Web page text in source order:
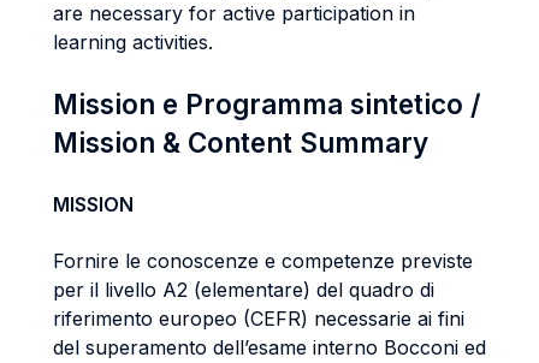
are necessary for active participation in
learning activities.
Mission e Programma sintetico /
Mission & Content Summary
MISSION
Fornire le conoscenze e competenze previste
per il livello A2 (elementare) del quadro di
riferimento europeo (CEFR) necessarie ai fini
del superamento dell’esame interno Bocconi ed